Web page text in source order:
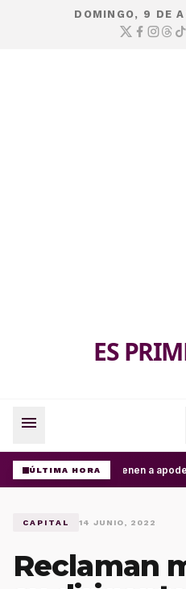
DOMINGO, 9 DE
ES
menu
ÚLTIMA HORADetienen a
CAPITAL 14 JUNIO, 2022
Reclaman